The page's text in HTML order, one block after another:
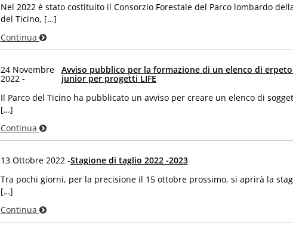
Nel 2022 è stato costituito il Consorzio Forestale del Parco lombardo
del Ticino, […]
Continua
24 Novembre
2022 -
Avviso pubblico per la formazione di un elenco di
junior per progetti LIFE
Il Parco del Ticino ha pubblicato un avviso per creare un elenco di
[…]
Continua
13 Ottobre 2022 -Stagione di taglio 2022 -2023
Tra pochi giorni, per la precisione il 15 ottobre prossimo, si aprirà la
[…]
Continua